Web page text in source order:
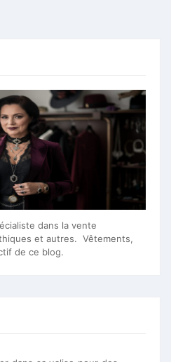
dans la vente
et autres. Vêtements,
de ce blog.